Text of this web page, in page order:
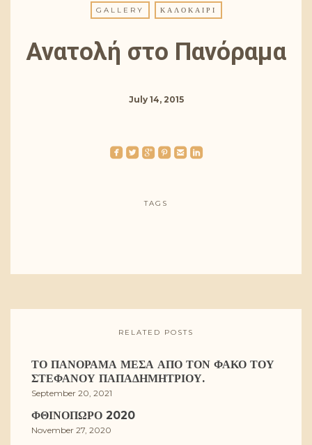
GALLERY ΚΑΛΟΚΑΊΡΙ
Ανατολή στο Πανόραμα
July 14, 2015
roundedfacebook roundedtwitterbird roundedgoogleplus roundedpinterest roundedemail roundedlinkedin
TAGS
RELATED POSTS
ΤΟ ΠΑΝΌΡΑΜΑ ΜΈΣΑ ΑΠΌ ΤΟΝ ΦΑΚΌ ΤΟΥ
ΣΤΈΦΑΝΟΥ ΠΑΠΑΔΗΜΗΤΡΊΟΥ.
September 20, 2021
ΦΘΙΝΌΠΩΡΟ 2020
November 27, 2020